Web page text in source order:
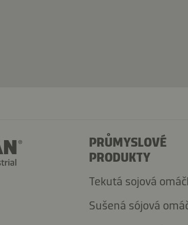
PRŮMYSLOVÉ
PRODUKTY
Tekutá sojová
Sušená sójová